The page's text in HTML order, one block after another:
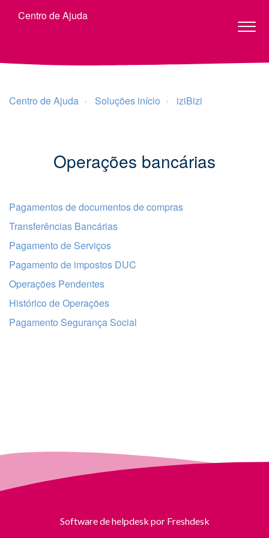
Centro de Ajuda
Centro de Ajuda Soluções início iziBizi
Operações bancárias
Pagamentos de documentos de compras
Transferências Bancárias
Pagamento de Serviços
Pagamento de impostos DUC
Operações Pendentes
Histórico de Operações
Pagamento Segurança Social
Software de helpdesk por Freshdesk